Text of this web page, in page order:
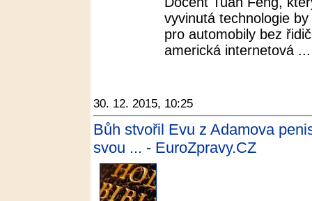
vyvinutá technologie
pro automobily bez
americká internetová ...
30. 12. 2015, 10:25
Bůh stvořil Evu z Adamova
svou ... - EuroZpravy.CZ